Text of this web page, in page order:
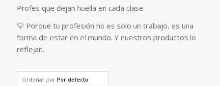
Profes que dejan huella en cada clase
💡 Porque tu profesión no es solo un trabajo, es una
forma de estar en el mundo. Y nuestros productos lo
reflejan.
Ordenar por Por defecto